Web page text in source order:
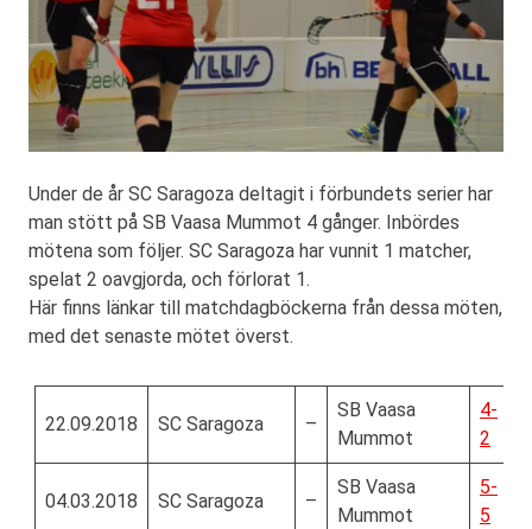
Under de år SC Saragoza deltagit i förbundets serier har
man stött på SB Vaasa Mummot 4 gånger. Inbördes
mötena som följer. SC Saragoza har vunnit 1 matcher,
spelat 2 oavgjorda, och förlorat 1.
Här finns länkar till matchdagböckerna från dessa möten,
med det senaste mötet överst.
22.09.2018 SC Saragoza –
SB Vaasa
Mummot
4-
2
04.03.2018 SC Saragoza –
SB Vaasa
Mummot
5-
5